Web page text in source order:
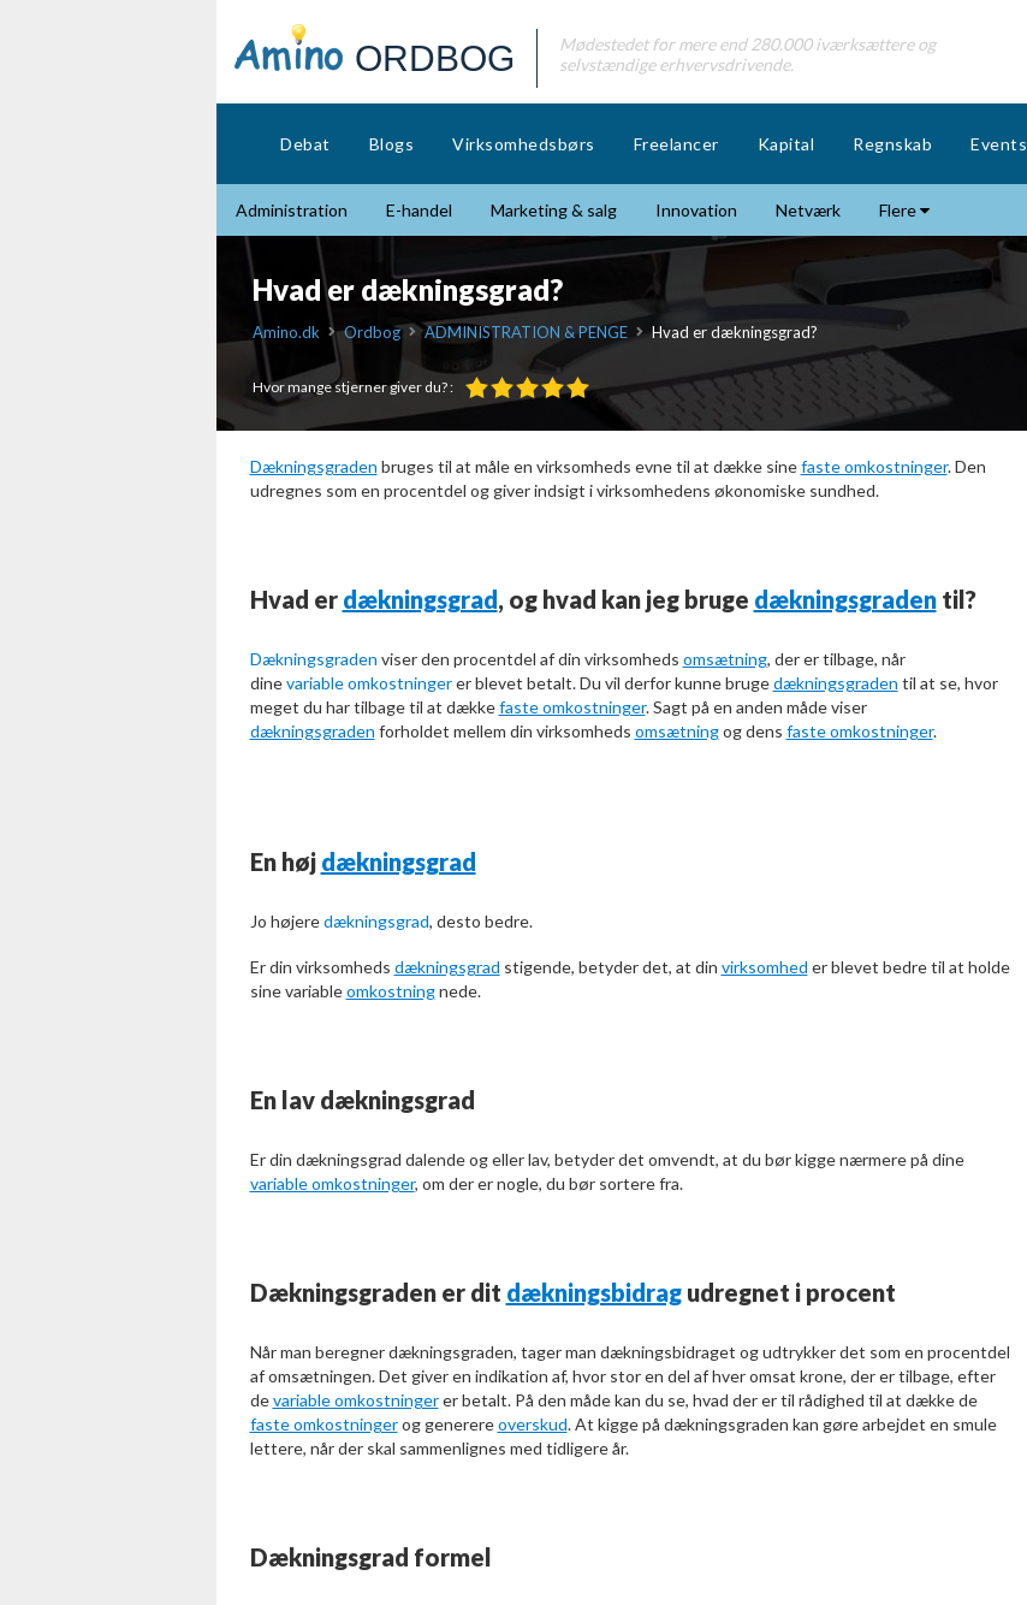
ORDBOG
Mødestedet for mere end 280.000 iværksættere og
selvstændige erhvervsdrivende.
Debat Blogs Virksomhedsbørs Freelancer Kapital Regnskab Events
Administration E-handel Marketing & salg Innovation Netværk Flere
Hvad er dækningsgrad?
Amino.dk Ordbog ADMINISTRATION & PENGE Hvad er dækningsgrad?
Hvor mange stjerner giver du? :
Dækningsgraden bruges til at måle en virksomheds evne til at dække sinefaste omkostninger. Den
udregnes som en procentdel og giver indsigt i virksomhedens økonomiske sundhed.
Hvad er dækningsgrad, og hvad kan jeg bruge dækningsgradentil?
Dækningsgraden viser den procentdel af din virksomheds omsætning, der er tilbage, når
dinevariable omkostningerer blevet betalt. Du vil derfor kunne brugedækningsgraden til at se, hvor
meget du har tilbage til at dækkefaste omkostninger. Sagt på en anden måde viser
dækningsgraden forholdet mellem din virksomheds omsætningog dens faste omkostninger.
En høj dækningsgrad
Jo højeredækningsgrad, desto bedre.
Er din virksomheds dækningsgrad stigende, betyder det, at din virksomhed er blevet bedre til at holde
sine variableomkostningnede.
En lav dækningsgrad
Er din dækningsgrad dalende og eller lav, betyder det omvendt, at du bør kigge nærmere på dine
variable omkostninger, om der er nogle, du bør sortere fra.
Dækningsgraden er dit dækningsbidragudregnet i procent
Når man beregner dækningsgraden, tager man dækningsbidraget og udtrykker det som en procentdel
af omsætningen. Det giver en indikation af, hvor stor en del af hver omsat krone, der er tilbage, efter
devariable omkostningerer betalt. På den måde kan du se, hvad der er til rådighed til at dække de
faste omkostningerog generereoverskud. At kigge på dækningsgraden kan gøre arbejdet en smule
lettere, når der skal sammenlignes med tidligere år.
Dækningsgrad formel